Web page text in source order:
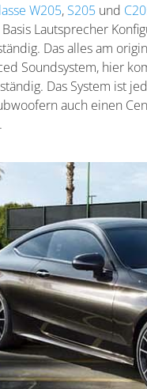
W205, S205 und
Lautsprecher
Das alles am
Soundsystem, hier
Das System ist
auch einen